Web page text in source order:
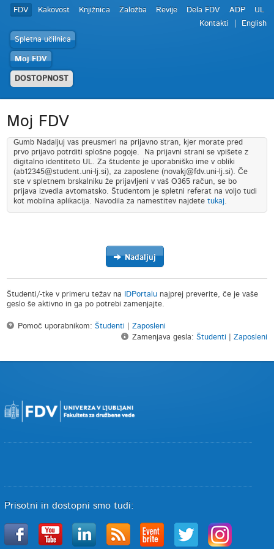
FDV Kakovost Knjižnica Založba Revije Dela FDV ADP
UL
Kontakti
English
Spletna učilnica
Moj FDV
DOSTOPNOST
Moj FDV
Gumb Nadaljuj vas preusmeri na prijavno stran, kjer morate pred
prvo prijavo potrditi splošne pogoje. Na prijavni strani se vpišete z
digitalno identiteto UL. Za študente je uporabniško ime v obliki
(ab12345@student.uni-lj.si), za zaposlene (novakj@fdv.uni-lj.si). Če
ste v spletnem brskalniku že prijavljeni v vaš O365 račun, se bo
prijava izvedla avtomatsko. Študentom je spletni referat na voljo tudi
kot mobilna aplikacija. Navodila za namestitev najdetetukaj.
Nadaljuj
Študenti/-tke v primeru težav na IDPortalu najprej preverite, če je vaše
geslo še aktivno in ga po potrebi zamenjajte.
Pomoč uporabnikom:Študenti |Zaposleni
Zamenjava gesla: Študenti Zaposleni
Prisotni in dostopni smo tudi: